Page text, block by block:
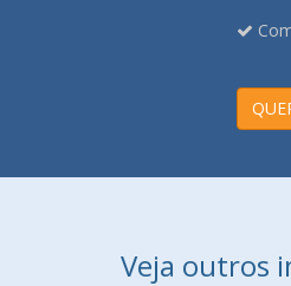
Veja outros